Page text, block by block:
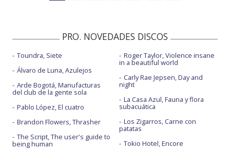
PRO. NOVEDADES DISCOS
Toundra, Siete
Álvaro de Luna, Azulejos
Arde Bogotá, Manufacturas
del club de la gente sola
Pablo López, El cuatro
Brandon Flowers, Thrasher
The Script, The user's guide to
being human
Roger Taylor, Violence insane
in a beautiful world
Carly Rae Jepsen, Day and
night
La Casa Azul, Fauna y flora
subacuática
Los Zigarros, Carne con
patatas
Tokio Hotel, Encore